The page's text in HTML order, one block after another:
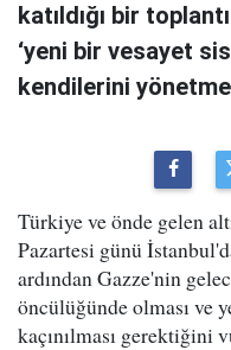
katıldığı bir
‘yeni bir vesayet
kendilerini
Türkiye ve önde gelen
Pazartesi günü
ardından Gazze'nin
öncülüğünde olması ve
kaçınılması gerektiğini